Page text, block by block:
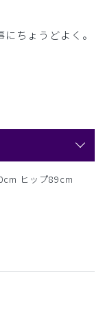
ちょうどよく。
ヒップ89cm